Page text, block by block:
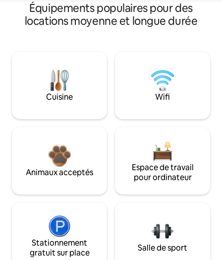
Équipements populaires pour des
locations moyenne et longue durée
Cuisine Wifi
Animaux acceptés
Espace de travail
pour ordinateur
Stationnement
gratuit sur place
Salle de sport